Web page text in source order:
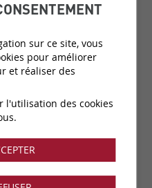
showroom !
sur ce site, vous
pour améliorer
et réaliser des
l'utilisation des cookies